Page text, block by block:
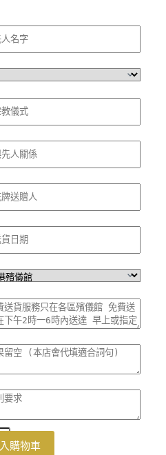
購物車